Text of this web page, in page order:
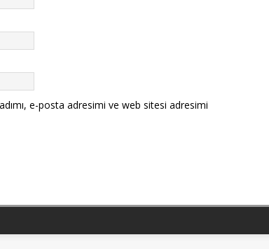
e-posta adresimi ve web sitesi adresimi